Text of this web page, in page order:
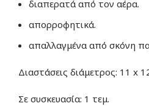
διαπερατά από τον αέρα.
απορροφητικά.
απαλλαγμένα από σκόνη
Διαστάσεις διάμετρος: 11 x
Σε συσκευασία: 1 τεμ.